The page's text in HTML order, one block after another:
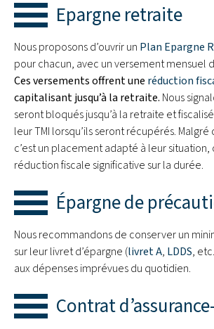
Epargne retraite
Nous proposons d’ouvrir un Plan Epargne
pour chacun, avec un versement mensuel
Ces versements offrent une réduction
capitalisant jusqu’à la retraite. Nous
seront bloqués jusqu’à la retraite et
leur TMI lorsqu’ils seront récupérés.
c’est un placement adapté à leur situation,
réduction fiscale significative sur la durée.
Épargne de
Nous recommandons de conserver un
sur leur livret d’épargne (livret A, LDDS,
aux dépenses imprévues du quotidien.
Contrat